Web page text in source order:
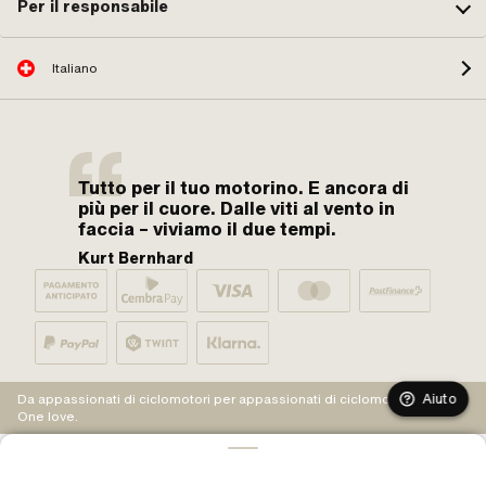
Per il responsabile
Italiano
Tutto per il tuo motorino. E ancora di
più per il cuore. Dalle viti al vento in
faccia – viviamo il due tempi.
Kurt Bernhard
Da appassionati di ciclomotori per appassionati di ciclomotori.
One love.
Aiuto